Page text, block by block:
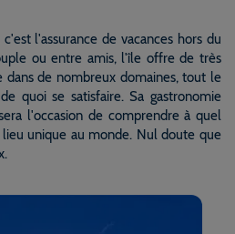
l'assurance de vacances hors du
ou entre amis, l'île offre de très
dans de nombreux domaines, tout le
quoi se satisfaire. Sa gastronomie
l'occasion de comprendre à quel
unique au monde. Nul doute que